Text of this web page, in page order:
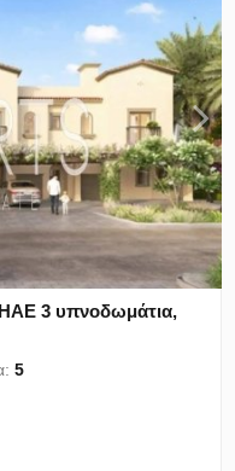
3 υπνοδωμάτια,
5